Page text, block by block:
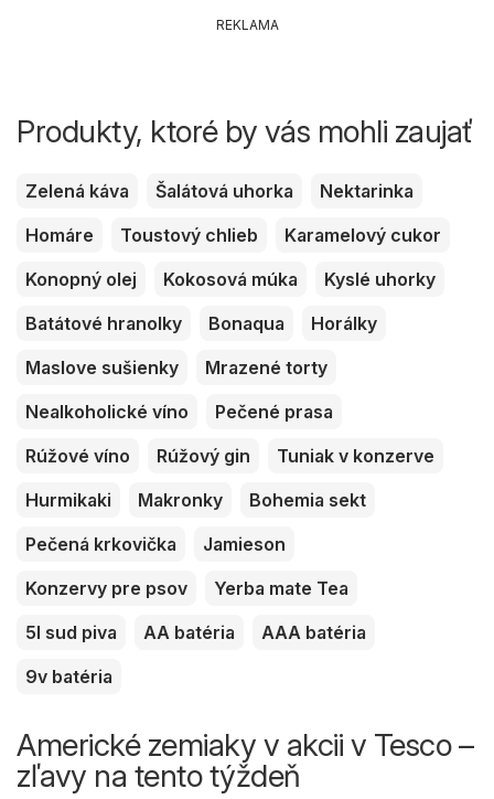
REKLAMA
Produkty, ktoré by vás mohli zaujať
Zelená káva Šalátová uhorka
Nektarinka
Homáre
Toustový chlieb
Karamelový cukor
Konopný olej
Kokosová múka
Kyslé uhorky
Batátové hranolky
Bonaqua
Horálky
Maslove sušienky
Mrazené torty
Nealkoholické víno
Pečené prasa
Rúžové víno
Rúžový gin
Tuniak v konzerve
Hurmikaki
Makronky
Bohemia sekt
Pečená krkovička
Jamieson
Konzervy pre psov
Yerba mate Tea
5l sud piva
AA batéria
AAA batéria
9v batéria
Americké zemiaky v akcii v Tesco –
zľavy na tento týždeň